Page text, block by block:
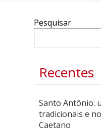
Pesquisar
Recentes
Santo Antônio:
tradicionais e
Caetano